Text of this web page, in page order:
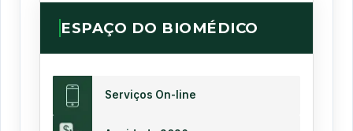
ESPAÇO DO BIOMÉDICO
Serviços On-line